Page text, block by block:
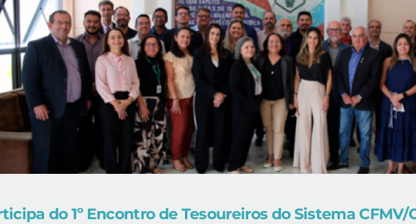
do 1º Encontro de Tesoureiros do Sistema CFMV/